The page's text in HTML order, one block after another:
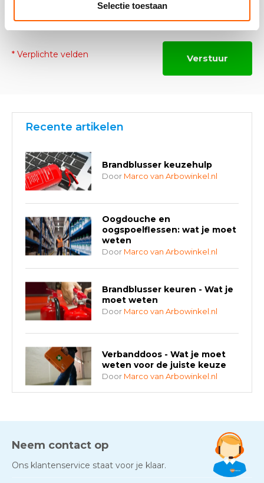
Selectie toestaan
* Verplichte velden Verstuur
Recente artikelen
Brandblusser keuzehulp
Door Marco van Arbowinkel.nl
Oogdouche en
oogspoelflessen: wat je moet
weten
Door Marco van Arbowinkel.nl
Brandblusser keuren - Wat je
moet weten
Door Marco van Arbowinkel.nl
Verbanddoos - Wat je moet
weten voor de juiste keuze
Door Marco van Arbowinkel.nl
AED-apparaten - Welke past
Door Marco van Arbowinkel.nl
Neem contact op
Ons klantenservice staat voor je klaar.